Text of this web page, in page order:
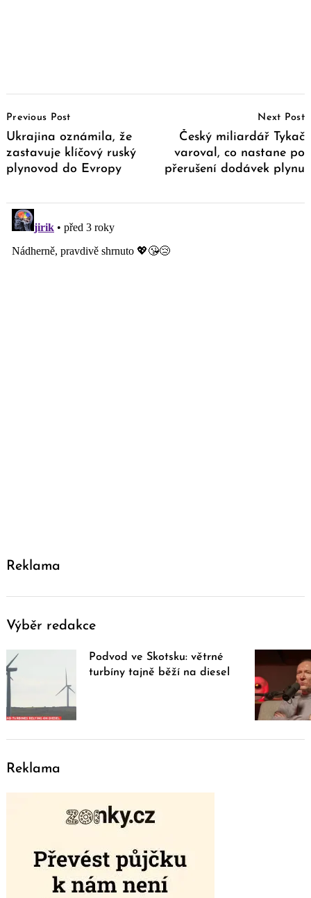
Navigation
Previous Post
Ukrajina oznámila, že
zastavuje klíčový ruský
plynovod do Evropy
Next Post
Český miliardář Tykač
varoval, co nastane po
přerušení dodávek plynu
Reklama
Výběr redakce
Podvod ve Skotsku: větrné
turbíny tajně běží na diesel
Reklama